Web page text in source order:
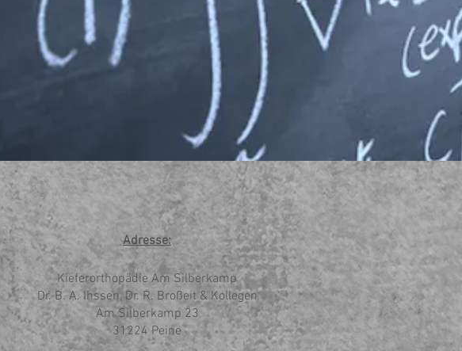
Adresse:
Kieferorthopädie Am Silberkamp
Dr. B. A. Ihssen, Dr. R. Broßeit & Kollegen
Am Silberkamp 23
31224 Peine